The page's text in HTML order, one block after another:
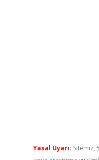
Yasal Uyarı: Sitemiz,